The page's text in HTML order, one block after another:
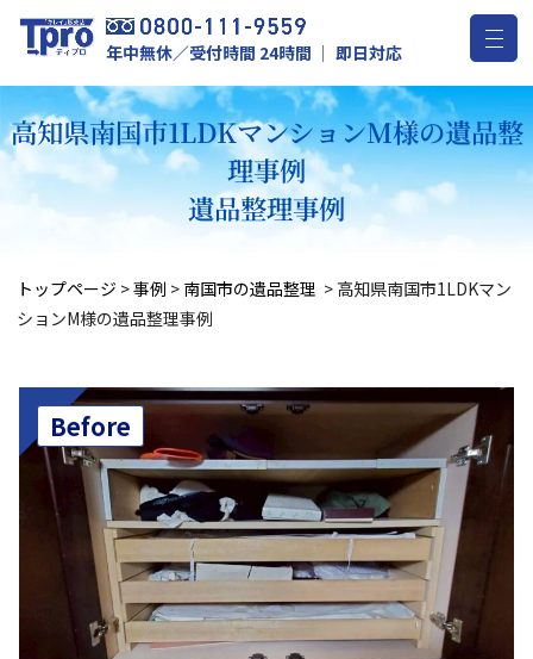
年中無休／受付時間 24時間 ｜ 即日対応
高知県南国市1LDKマンションM様の遺品整
理事例
遺品整理事例
トップページ >事例 > 南国市の遺品整理 > 高知県南国市1LDKマン
ションM様の遺品整理事例
Before